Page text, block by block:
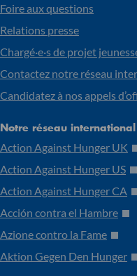
Foire aux questions
Relations presse
Chargé·e·s de projet
Contactez notre réseau
Candidatez à nos appels
Notre réseau international
Action Against Hunger UK
Action Against Hunger US
Action Against Hunger CA
Acción contra el Hambre
Azione contro la Fame
Aktion Gegen Den Hunger